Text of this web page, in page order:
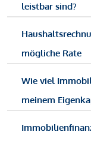
leistbar sind?
mögliche Rate
Wie viel
meinem